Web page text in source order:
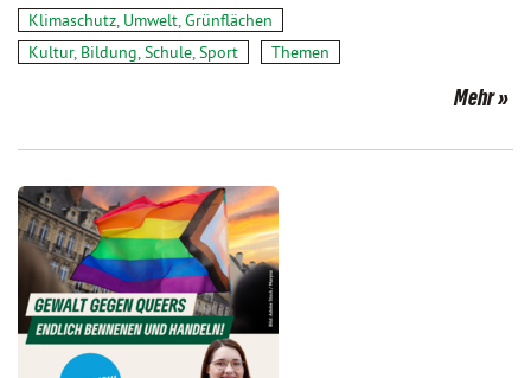
Klimaschutz, Umwelt, Grünflächen
Kultur, Bildung, Schule, Sport
Themen
Mehr